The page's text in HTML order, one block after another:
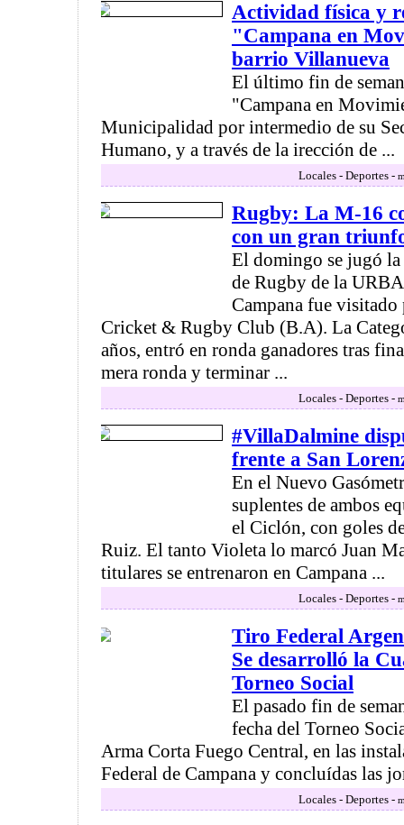
Actividad física y
"Campana en
barrio Villanueva
El último fin de
"Campana en
Municipalidad por intermedio de su
Humano, y a través de la irección de ...
Locales - Deportes -
Rugby: La M-16
con un gran
El domingo se jugó la
de Rugby de la
Campana fue
Cricket & Rugby Club (B.A). La
años, entró en ronda ganadores tras
mera ronda y terminar ...
Locales - Deportes -
#VillaDalmine
frente a San
En el Nuevo
suplentes de ambos
el Ciclón, con goles
Ruiz. El tanto Violeta lo marcó Juan
titulares se entrenaron en Campana ...
Locales - Deportes -
Tiro Federal
Se desarrolló la
Torneo Social
El pasado fin de
fecha del Torneo
Arma Corta Fuego Central, en las
Federal de Campana y concluídas las
Locales - Deportes -